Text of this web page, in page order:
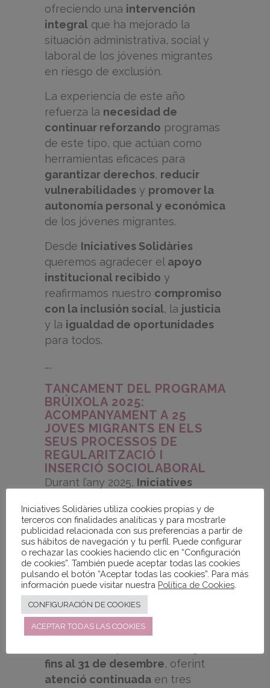
ofreciendo una intervención
integral que ha mejorado la
situación administrativa, social y
laboral de los jóvenes migrantes
en riesgo de exclusión.
La experiencia de este año
refuerza la necesidad de
continuar reforzando programas
de este tipo, que actúan como
herramientas eficaces para
garantizar derechos, reducir
vulnerabilidades y promover la
autonomía personal y económica
de los jóvenes migrantes.
Desde Iniciatives Solidàries
queremos agradecer el apoyo
institucional recibido y
reafirmamos nuestro compromiso
con la inclusión social, la justicia
y la igualdad de oportunidades
para todos.
…..
TANCAMENT DEL PROGRAMA
BRÚIXOLA 2025:
ACOMPANYAMENT A 25
JOVES MIGRANTS EN ELS
SEUS PROCESSOS DE
REGULARITZACIÓ I
INSERCIÓ SOCIOLABORAL
Durant l’any 2025, Iniciatives
programaBRÚIXOLA, una
intervenció dirigida ajoves
migrantsen situació de
vulnerabilitat social, amb l’objectiu
deprevenir l’exclusió i afavorir
processos d’emancipació,
inclusiói participació activa
El programa ha estat operatiu
fins al 31 de desembre, oferint
atenció continuada en tres
Iniciatives Solidàries utiliza cookies propias y de
terceros con finalidades analíticas y para mostrarle
publicidad relacionada con sus preferencias a partir de
sus hábitos de navegación y tu perfil. Puede configurar
o rechazar las cookies haciendo clic en “Configuración
de cookies”. También puede aceptar todas las cookies
pulsando el botón “Aceptar todas las cookies”. Para más
información puede visitar nuestra Política de Cookies
CONFIGURACIÓN DE COOKIES
ACEPTAR TODAS LAS COOKIES